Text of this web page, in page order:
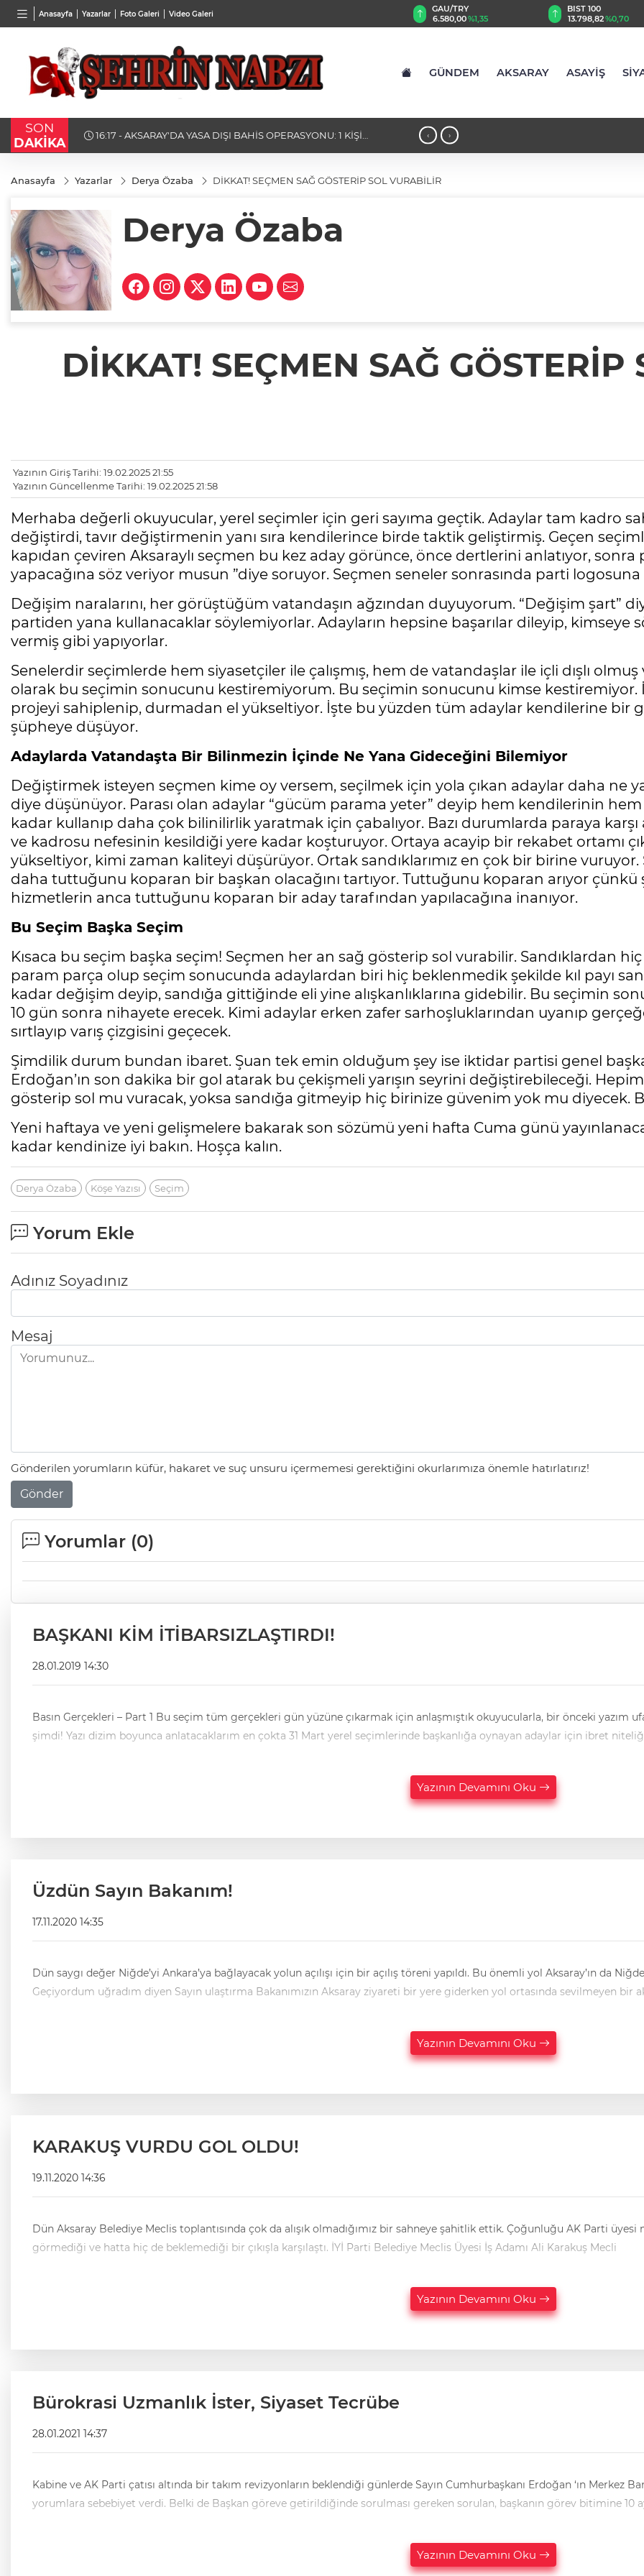
Anasayfa Yazarlar Foto Galeri Video Galeri
BGN
27,9743%-0,22
VND
0,0018%0,27
BIST 100
13.798,82%0,70
USD
47,6984%0,17
GÜNDEM AKSARAY ASAYİŞ
SON
DAKİKA
16:15 - STK TEMSİLCİLERİNDEN YENİ BELEDİYE HİZMET BİNASINA ‹ ›
Anasayfa Yazarlar Derya Özaba DİKKAT! SEÇMEN SAĞ GÖSTERİP SOL VURABİLİR
Derya Özaba
DİKKAT! SEÇMEN SAĞ
Yazının Giriş Tarihi: 19.02.2025 21:55
Yazının Güncellenme Tarihi: 19.02.2025 21:58
Merhaba değerli okuyucular, yerel seçimler için geri sayıma geçtik. Adaylar tam kadro
değiştirdi, tavır değiştirmenin yanı sıra kendilerince birde taktik geliştirmiş. Geçen
kapıdan çeviren Aksaraylı seçmen bu kez aday görünce, önce dertlerini anlatıyor,
yapacağına söz veriyor musun ”diye soruyor. Seçmen seneler sonrasında parti
Değişim naralarını, her görüştüğüm vatandaşın ağzından duyuyorum. “Değişim şart”
partiden yana kullanacaklar söylemiyorlar. Adayların hepsine başarılar dileyip, kimseye
vermiş gibi yapıyorlar.
Senelerdir seçimlerde hem siyasetçiler ile çalışmış, hem de vatandaşlar ile içli dışlı
olarak bu seçimin sonucunu kestiremiyorum. Bu seçimin sonucunu kimse kestiremiyor.
projeyi sahiplenip, durmadan el yükseltiyor. İşte bu yüzden tüm adaylar kendilerine bir
şüpheye düşüyor.
Adaylarda Vatandaşta Bir Bilinmezin İçinde Ne Yana Gideceğini Bilemiyor
Değiştirmek isteyen seçmen kime oy versem, seçilmek için yola çıkan adaylar daha ne
diye düşünüyor. Parası olan adaylar “gücüm parama yeter” deyip hem kendilerinin
kadar kullanıp daha çok bilinilirlik yaratmak için çabalıyor. Bazı durumlarda paraya
ve kadrosu nefesinin kesildiği yere kadar koşturuyor. Ortaya acayip bir rekabet ortamı
yükseltiyor, kimi zaman kaliteyi düşürüyor. Ortak sandıklarımız en çok bir birine
daha tuttuğunu koparan bir başkan olacağını tartıyor. Tuttuğunu koparan arıyor
hizmetlerin anca tuttuğunu koparan bir aday tarafından yapılacağına inanıyor.
Bu Seçim Başka Seçim
Kısaca bu seçim başka seçim! Seçmen her an sağ gösterip sol vurabilir. Sandıklardan
param parça olup seçim sonucunda adaylardan biri hiç beklenmedik şekilde kıl payı
kadar değişim deyip, sandığa gittiğinde eli yine alışkanlıklarına gidebilir. Bu seçimin
10 gün sonra nihayete erecek. Kimi adaylar erken zafer sarhoşluklarından uyanıp
sırtlayıp varış çizgisini geçecek.
Şimdilik durum bundan ibaret. Şuan tek emin olduğum şey ise iktidar partisi genel
Erdoğan’ın son dakika bir gol atarak bu çekişmeli yarışın seyrini değiştirebileceği.
gösterip sol mu vuracak, yoksa sandığa gitmeyip hiç birinize güvenim yok mu diyecek.
Yeni haftaya ve yeni gelişmelere bakarak son sözümü yeni hafta Cuma günü
kadar kendinize iyi bakın. Hoşça kalın.
Derya Özaba Köşe Yazısı Seçim
Yorum Ekle
Adınız Soyadınız
Mesaj
Gönderilen yorumların küfür, hakaret ve suç unsuru içermemesi gerektiğini okurlarımıza önemle hatırlatırız!
Gönder
Yorumlar (0)
BAŞKANI KİM İTİBARSIZLAŞTIRDI!
28.01.2019 14:30
Basın Gerçekleri – Part 1 Bu seçim tüm gerçekleri gün yüzüne çıkarmak için anlaşmıştık okuyucularla, bir önceki yazım ufak bir fragman niteliği taşıyordu. Esas başlangıç ise
şimdi! Yazı dizim boyunca anlatacaklarım en çokta 31 Mart yerel seçimlerinde başkanlığa oynayan adaylar için ibret
Yazının Devamını Oku
Üzdün Sayın Bakanım!
17.11.2020 14:35
Dün saygı değer Niğde’yi Ankara’ya bağlayacak yolun açılışı için bir açılış töreni yapıldı. Bu önemli yol Aksaray’ın da
Geçiyordum uğradım diyen Sayın ulaştırma Bakanımızın Aksaray ziyareti bir yere giderken yol ortasında sevilmeyen bir
Yazının Devamını Oku
KARAKUŞ VURDU GOL OLDU!
19.11.2020 14:36
Dün Aksaray Belediye Meclis toplantısında çok da alışık olmadığımız bir sahneye şahitlik ettik. Çoğunluğu AK Parti
görmediği ve hatta hiç de beklemediği bir çıkışla karşılaştı. İYİ Parti Belediye Meclis Üyesi İş Adamı Ali Karakuş Mecli
Yazının Devamını Oku
Bürokrasi Uzmanlık İster, Siyaset Tecrübe
28.01.2021 14:37
Kabine ve AK Parti çatısı altında bir takım revizyonların beklendiği günlerde Sayın Cumhurbaşkanı Erdoğan ‘ın Merkez
yorumlara sebebiyet verdi. Belki de Başkan göreve getirildiğinde sorulması gereken sorulan, başkanın görev bitimine 10
Yazının Devamını Oku